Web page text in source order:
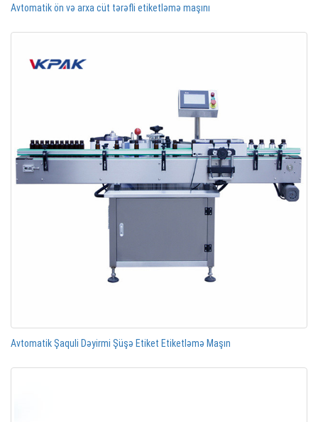
Avtomatik ön və arxa cüt tərəfli etiketləmə maşını
Avtomatik Şaquli Dəyirmi Şüşə Etiket Etiketləmə Maşın